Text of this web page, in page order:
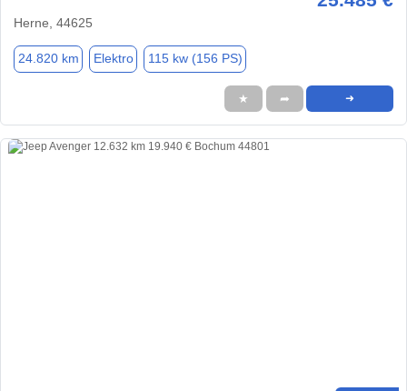
Herne, 44625
24.820 km Elektro 115 kw (156 PS)
★ ➦ ➜